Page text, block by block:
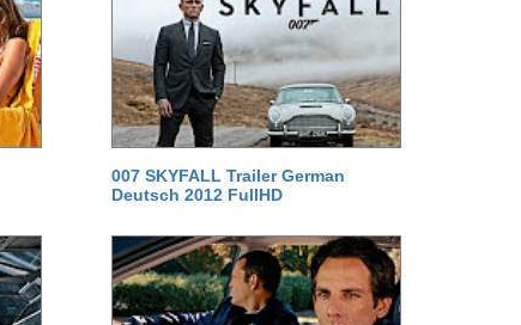
007 SKYFALL Trailer German
Deutsch 2012 FullHD